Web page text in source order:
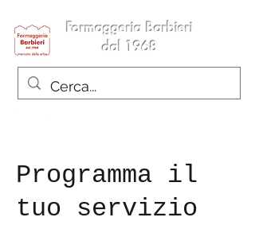
Formaggeria Barbieri
dal 1968
Programma il
tuo servizio